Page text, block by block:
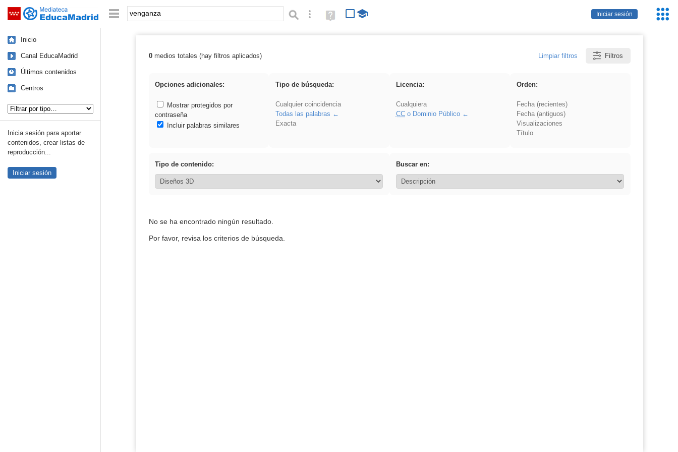
Saltar navegación
Iniciar sesión
Palabra o frase: Búsqueda avanzada
Ayuda
(en
Inicio
Canal EducaMadrid
Últimos contenidos
Centros
Inicia sesión para aportar
contenidos, crear listas de
reproducción...
Iniciar sesión
Resultados de: venganza
0medios totales (hay filtros aplicados) Limpiar filtros Filtros
Opciones adicionales:
Mostrar protegidos por
contraseña
Incluir palabras similares
Tipo de búsqueda:
Cualquier coincidencia
Todas las palabras
Exacta
Licencia:
Cualquiera
CCo Dominio Público
Orden:
Fecha (recientes)
Fecha (antiguos)
Visualizaciones
Título
Tipo de contenido: Buscar en:
No se ha encontrado ningún resultado.
Por favor, revisa los criterios de búsqueda.